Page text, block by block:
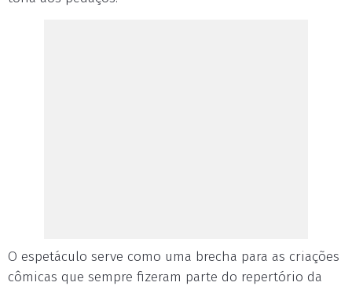
O espetáculo serve como uma brecha para as criações
cômicas que sempre fizeram parte do repertório da